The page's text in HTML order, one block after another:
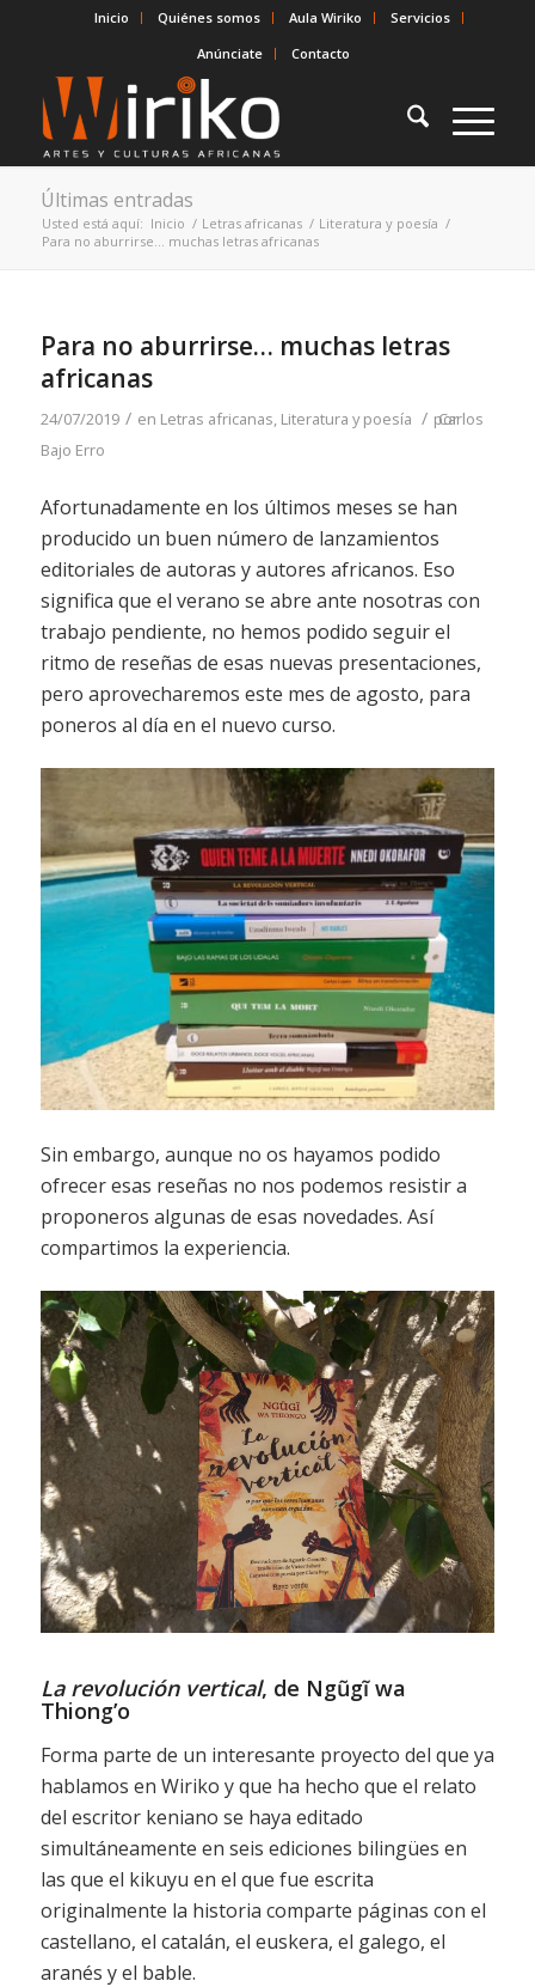
Inicio Quiénes somos Aula Wiriko
Servicios
Anúnciate
Contacto
Últimas entradas
Usted está aquí: Inicio / Letras africanas / Literatura y poesía /
Para no aburrirse… muchas letras africanas
Para no aburrirse… muchas letras
africanas
24/07/2019 / en Letras africanas, Literatura y poesía / por
Carlos
Bajo Erro
Afortunadamente en los últimos meses se han
producido un buen número de lanzamientos
editoriales de autoras y autores africanos. Eso
significa que el verano se abre ante nosotras con
trabajo pendiente, no hemos podido seguir el
ritmo de reseñas de esas nuevas presentaciones,
pero aprovecharemos este mes de agosto, para
poneros al día en el nuevo curso.
Sin embargo, aunque no os hayamos podido
ofrecer esas reseñas no nos podemos resistir a
proponeros algunas de esas novedades. Así
compartimos la experiencia.
La revolución vertical, de Ngũgĩ wa
Thiong’o
Forma parte de un interesante proyecto del que ya
hablamos en Wiriko y que ha hecho que el relato
del escritor keniano se haya editado
simultáneamente en seis ediciones bilingües en
las que el kikuyu en el que fue escrita
originalmente la historia comparte páginas con el
castellano, el catalán, el euskera, el galego, el
aranés y el bable.